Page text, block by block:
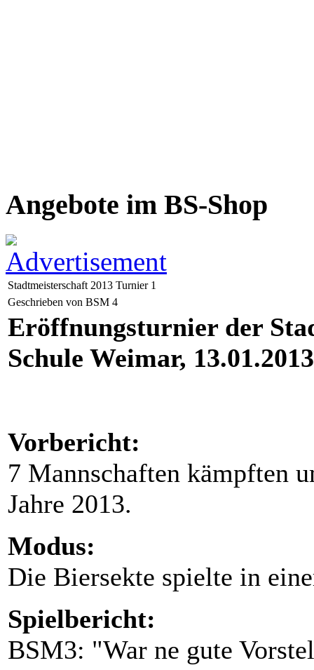
Angebote im BS-Shop
Stadtmeisterschaft 2013 Turnier 1
Geschrieben von BSM 4
Eröffnungsturnier der
Schule Weimar,
Vorbericht:
7 Mannschaften kämpften
Jahre 2013.
Modus:
Die Biersekte spielte in
Spielbericht:
BSM3: "War ne gute